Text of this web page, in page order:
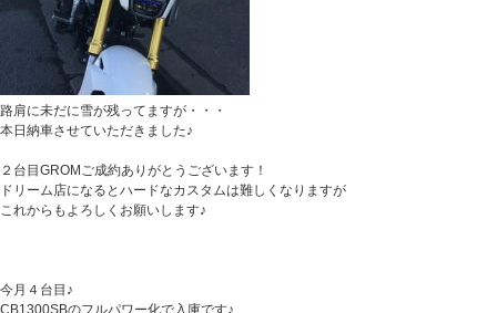
路肩に未だに雪が残ってますが・・・
本日納車させていただきました♪
２台目GROMご成約ありがとうございます！
ドリーム店になるとハードなカスタムは難しくなりますが
これからもよろしくお願いします♪
今月４台目♪
CB1300SBのフルパワー化で入庫です♪